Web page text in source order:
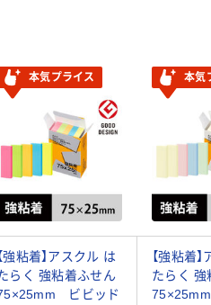
本気プライス 本気
【強粘着】アスクル は
らく 強粘着ふせん
ビビッド
【強粘着
たらく 強